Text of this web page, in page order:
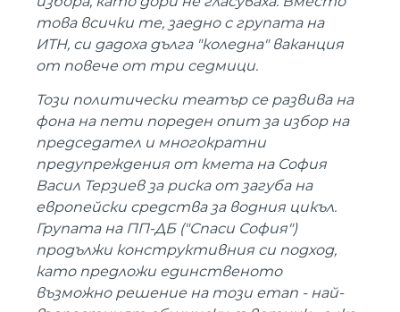
това всички те, заедно с групата на
ИТН, си дадоха дълга "коледна" ваканция
от повече от три седмици.
Този политически театър се развива на
фона на пети пореден опит за избор на
председател и многократни
предупреждения от кмета на София
Васил Терзиев за риска от загуба на
европейски средства за водния цикъл.
Групата на ПП-ДБ ("Спаси София")
продължи конструктивния си подход,
като предложи единственото
възможно решение на този етап - най-